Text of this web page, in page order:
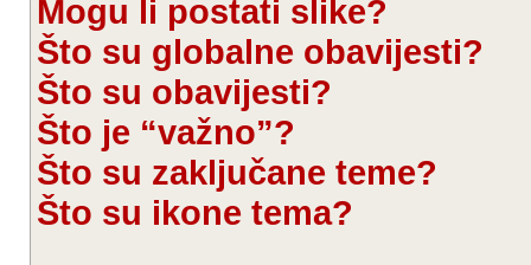
Mogu li postati slike?
Što su globalne obavijesti?
Što su obavijesti?
Što je “važno”?
Što su zaključane teme?
Što su ikone tema?